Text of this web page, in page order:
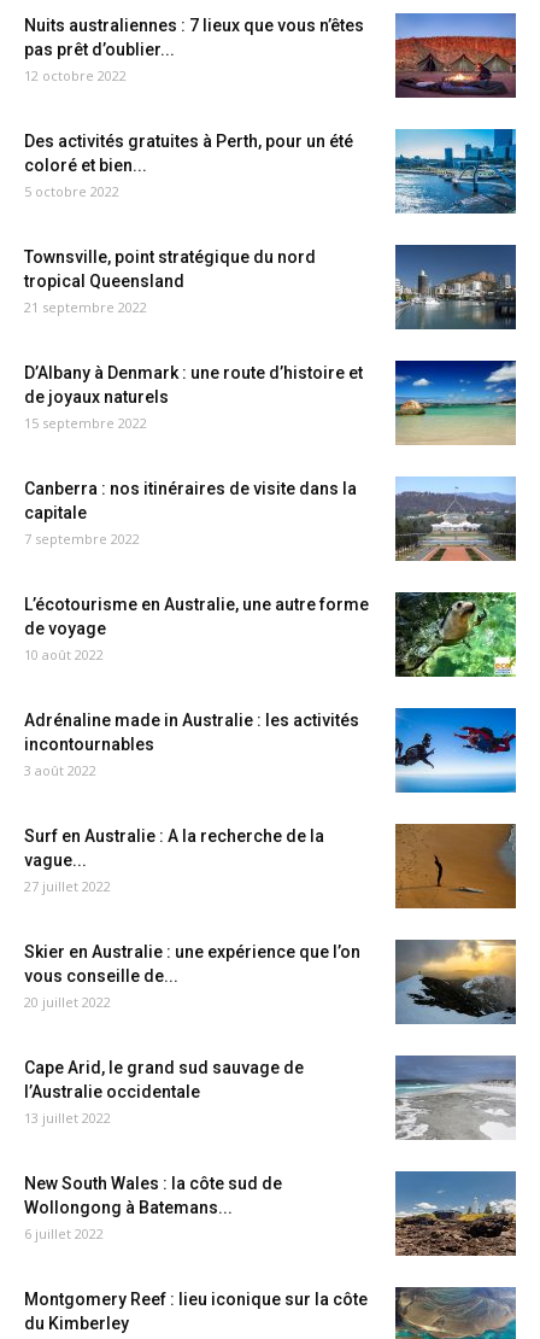
Nuits australiennes : 7 lieux que vous n’êtes
pas prêt d’oublier...
12 octobre 2022
Des activités gratuites à Perth, pour un été
coloré et bien...
5 octobre 2022
Townsville, point stratégique du nord
tropical Queensland
21 septembre 2022
D’Albany à Denmark : une route d’histoire et
de joyaux naturels
15 septembre 2022
Canberra : nos itinéraires de visite dans la
capitale
7 septembre 2022
L’écotourisme en Australie, une autre forme
de voyage
10 août 2022
Adrénaline made in Australie : les activités
incontournables
3 août 2022
Surf en Australie : A la recherche de la
vague...
27 juillet 2022
Skier en Australie : une expérience que l’on
vous conseille de...
20 juillet 2022
Cape Arid, le grand sud sauvage de
l’Australie occidentale
13 juillet 2022
New South Wales : la côte sud de
Wollongong à Batemans...
6 juillet 2022
Montgomery Reef : lieu iconique sur la côte
du Kimberley